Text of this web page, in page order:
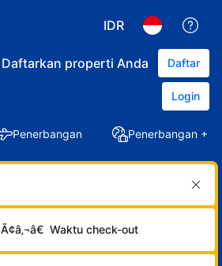
IDR
Daftarkan properti Anda Daftar
Login
Penerbangan Penerbangan +
Ã¢â‚¬â€ Waktu check-out